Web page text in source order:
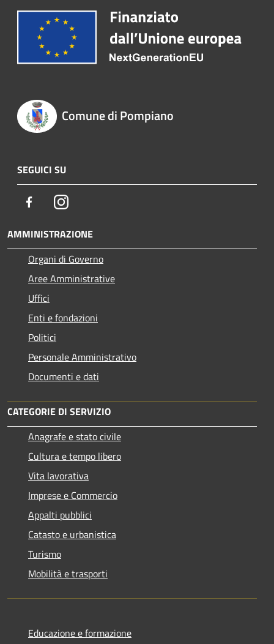
Comune di Pompiano
SEGUICI SU
FacebookInstagram
AMMINISTRAZIONE
Organi di Governo
Aree Amministrative
Uffici
Enti e fondazioni
Politici
Personale Amministrativo
Documenti e dati
CATEGORIE DI SERVIZIO
Anagrafe e stato civile
Cultura e tempo libero
Vita lavorativa
Imprese e Commercio
Appalti pubblici
Catasto e urbanistica
Turismo
Mobilità e trasporti
Educazione e formazione